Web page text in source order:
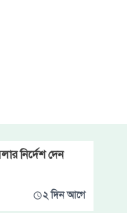
নির্দেশ দেন
২ দিন আগে